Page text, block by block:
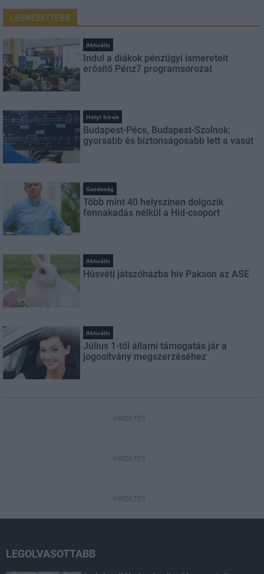
LEGNÉZETTEBB
Aktuális
Indul a diákok pénzügyi ismereteit
erősítő Pénz7 programsorozat
Helyi hírek
Budapest-Pécs, Budapest-Szolnok:
gyorsabb és biztonságosabb lett a vasút
Gazdaság
Több mint 40 helyszínen dolgozik
fennakadás nélkül a Híd-csoport
Aktuális
Húsvéti játszóházba hív Pakson az ASE
Aktuális
Július 1-től állami támogatás jár a
jogosítvány megszerzéséhez
HIRDETÉS
HIRDETÉS
HIRDETÉS
LEGOLVASOTTABB